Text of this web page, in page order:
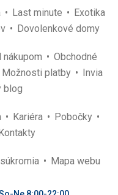
Last minute
Exotika
Dovolenkové domy
Obchodné
Možnosti platby
Invia
blog
Kariéra
Pobočky
Mapa webu